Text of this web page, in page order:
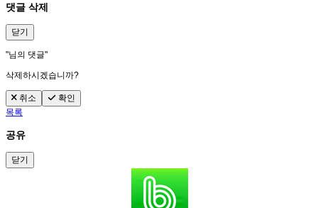
댓글 삭제
닫기
"님의 댓글"
삭제하시겠습니까?
취소
확인
목록
공유
닫기